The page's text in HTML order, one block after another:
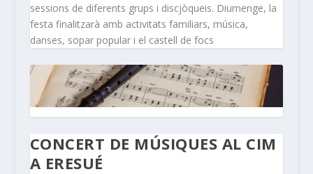
sessions de diferents grups i discjòqueis. Diumenge, la
festa finalitzarà amb activitats familiars, música,
danses, sopar popular i el castell de focs
CONCERT DE MÚSIQUES AL CIM
A ERESUÉ